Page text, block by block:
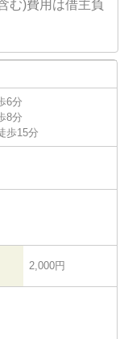
む)費用は借主負
6分
8分
歩15分
2,000円